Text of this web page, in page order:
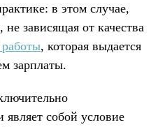
в этом случае,
зависящая от качества
, которая выдается
зарплаты.
собой условие